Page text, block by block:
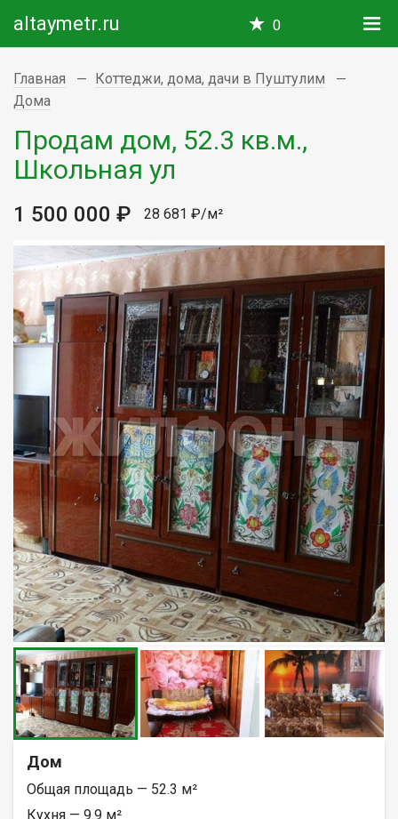
altaymetr.ru 0
Главная
Коттеджи, дома, дачи в Пуштулим
Дома
Продам дом, 52.3 кв.м.,
Школьная ул
1 500 000 ₽ 28 681 ₽/м²
Дом
Общая площадь — 52.3 м²
Кухня — 9.9 м²